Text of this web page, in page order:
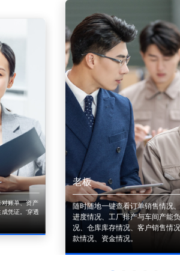
账单、资产
凭证。'穿透
老板
随时随地一键查看订单销售情况
进度情况、工厂排产与车间产能
况、仓库库存情况、客户销售情
款情况、资金情况。